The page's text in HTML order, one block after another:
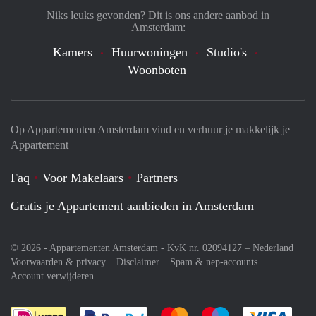
Op Appartementen Amsterdam vind en verhuur je makkelijk je
Appartement
Faq Voor Makelaars
Partners
Gratis je Appartement aanbieden in Amsterdam
© 2026 - Appartementen Amsterdam - KvK nr. 02094127 – Nederland
Voorwaarden & privacy
Disclaimer
Spam & nep-accounts
Account verwijderen
Niks leuks gevonden? Dit is ons andere aanbod in
Amsterdam:
Kamers Huurwoningen
Studio's
Woonboten